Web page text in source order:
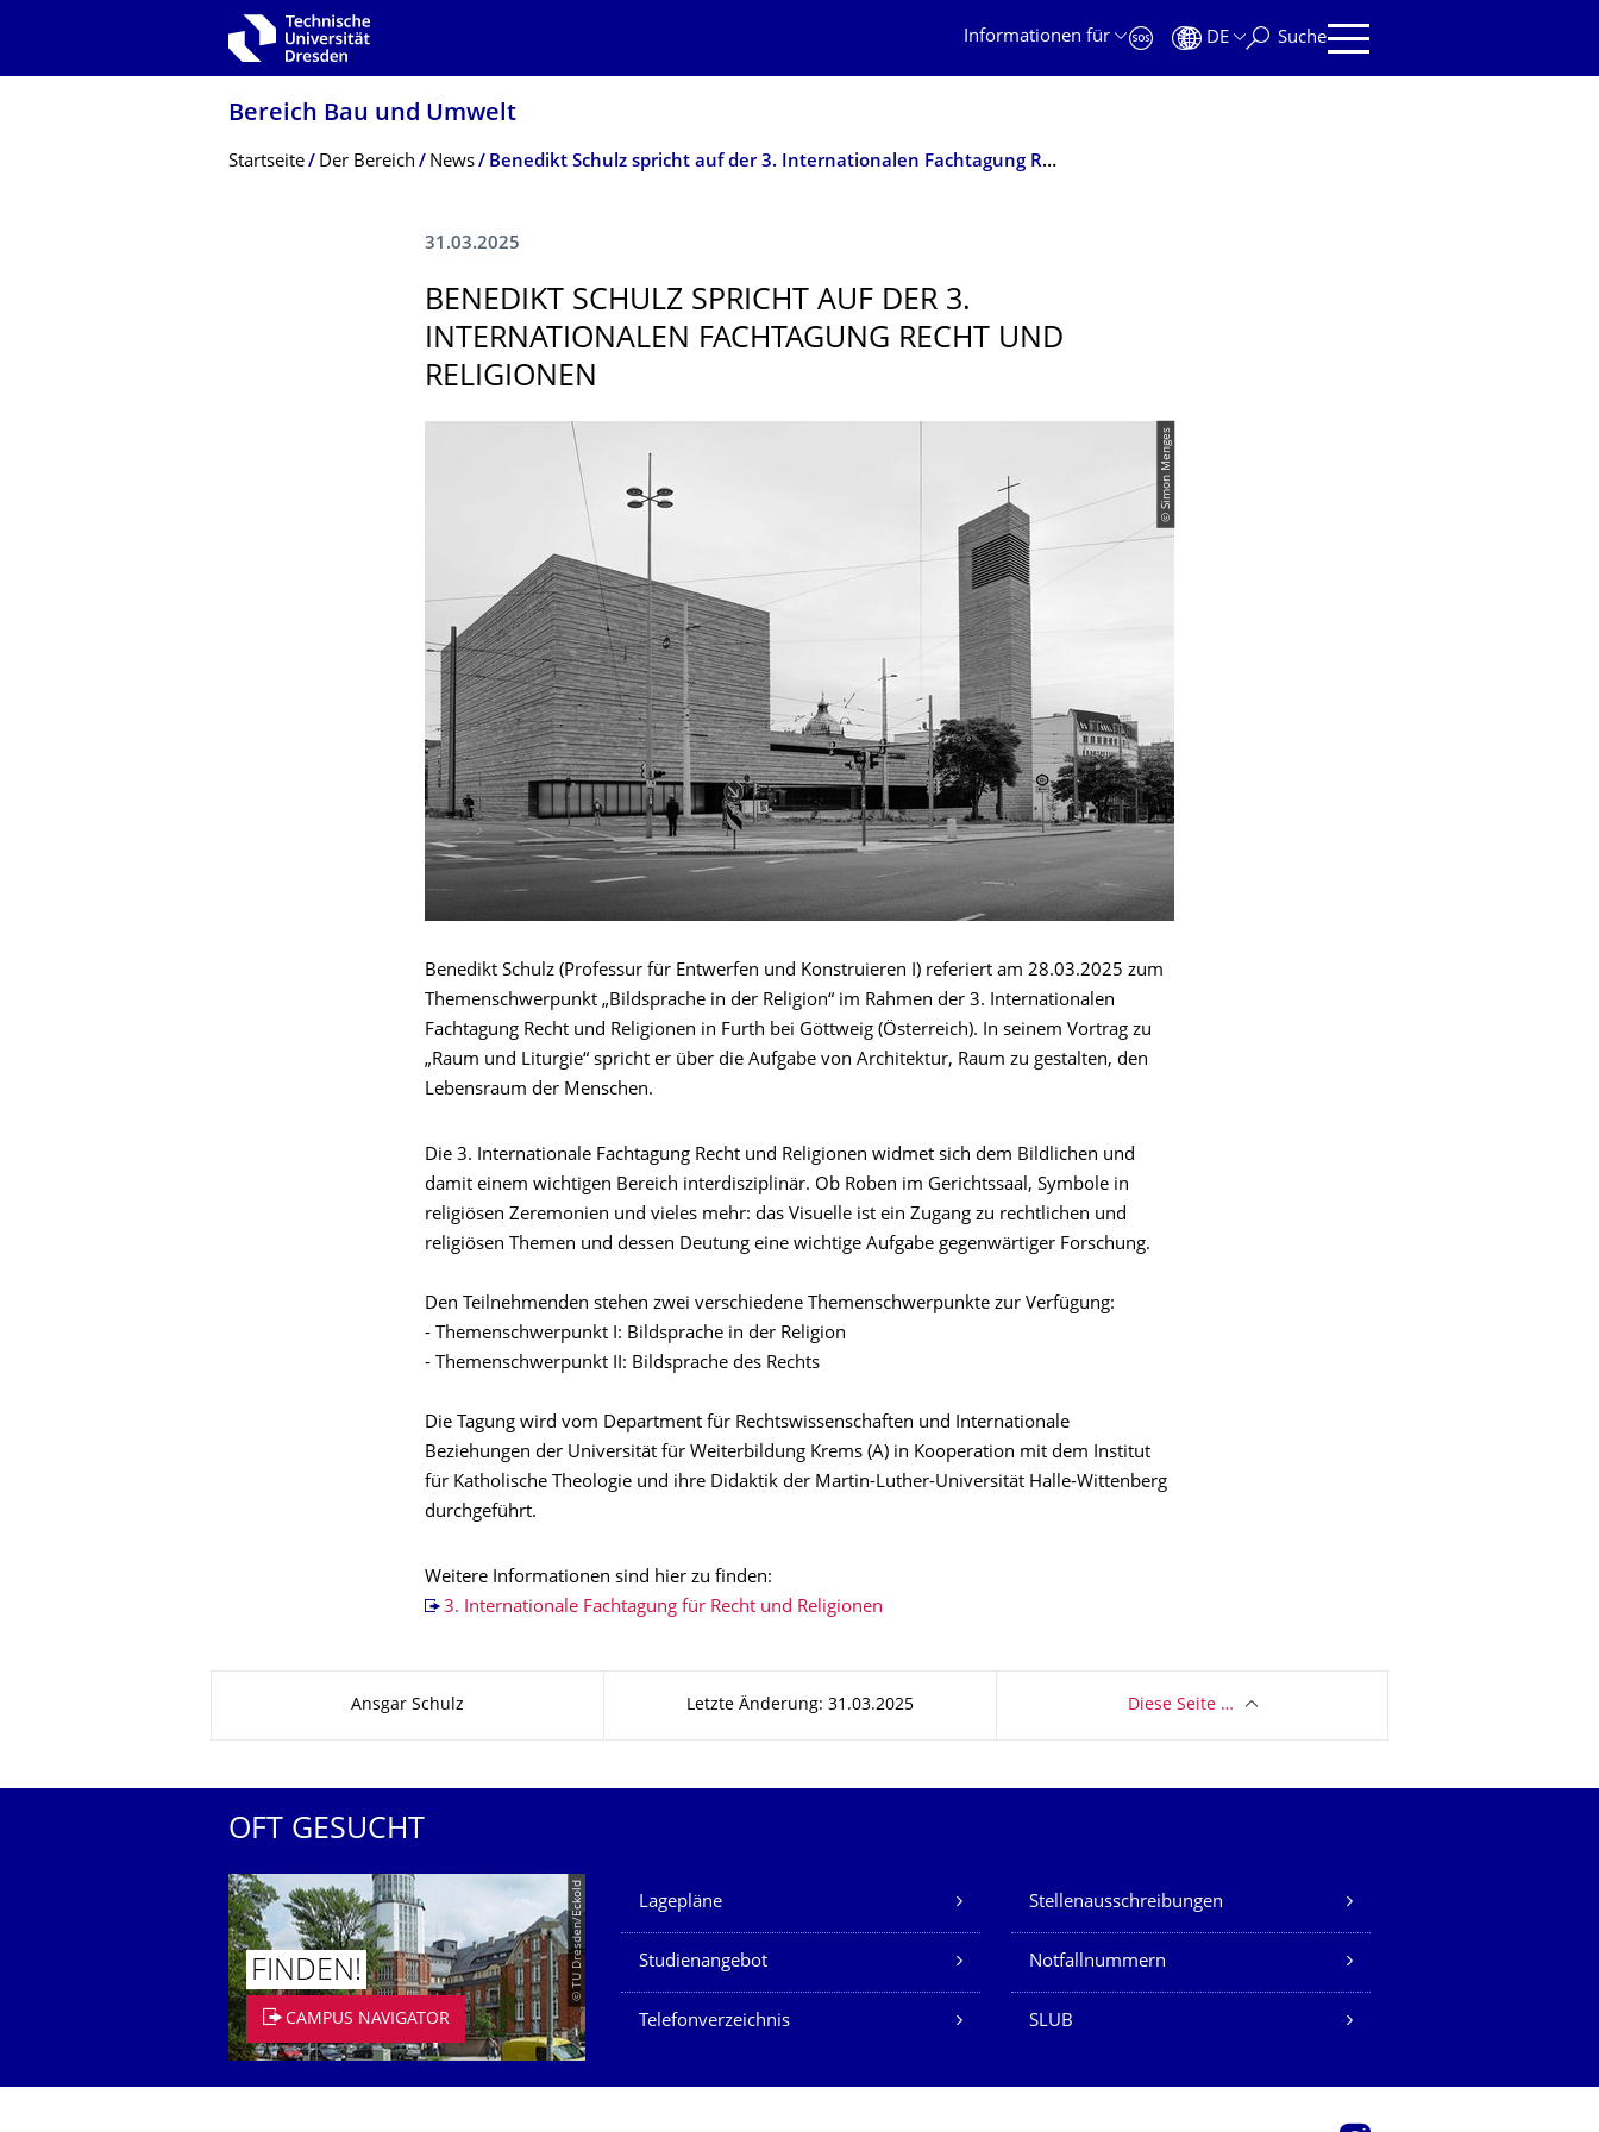
Zur Hauptnavigation springen
Informationen für
DE Suche
Bereich Bau und Umwelt
Breadcrumb-Menü
Startseite Der Bereich News Benedikt Schulz spricht auf der 3. Internationalen Fachtagung Recht und Religionen
31.03.2025
BENEDIKT SCHULZ SPRICHT AUF DER 3.
INTERNATIONALEN FACHTAGUNG RECHT UND
RELIGIONEN
© Simon Menges
Benedikt Schulz (Professur für Entwerfen und Konstruieren I) referiert am 28.03.2025 zum
Themenschwerpunkt „Bildsprache in der Religion“ im Rahmen der 3. Internationalen
Fachtagung Recht und Religionen in Furth bei Göttweig (Österreich). In seinem Vortrag zu
„Raum und Liturgie“ spricht er über die Aufgabe von Architektur, Raum zu gestalten, den
Lebensraum der Menschen.
Die 3. Internationale Fachtagung Recht und Religionen widmet sich dem Bildlichen und
damit einem wichtigen Bereich interdisziplinär. Ob Roben im Gerichtssaal, Symbole in
religiösen Zeremonien und vieles mehr: das Visuelle ist ein Zugang zu rechtlichen und
religiösen Themen und dessen Deutung eine wichtige Aufgabe gegenwärtiger Forschung.
Den Teilnehmenden stehen zwei verschiedene Themenschwerpunkte zur Verfügung:
- Themenschwerpunkt I: Bildsprache in der Religion
- Themenschwerpunkt II: Bildsprache des Rechts
Die Tagung wird vom Department für Rechtswissenschaften und Internationale
Beziehungen der Universität für Weiterbildung Krems (A) in Kooperation mit dem Institut
für Katholische Theologie und ihre Didaktik der Martin-Luther-Universität Halle-Wittenberg
durchgeführt.
Weitere Informationen sind hier zu finden:
3. Internationale Fachtagung für Recht und Religionen
Ansgar Schulz Letzte Änderung: 31.03.2025 Diese Seite …
OFT GESUCHT
© TU Dresden/Eckold
FINDEN!
CAMPUS NAVIGATOR
Unsere Dienste
Lagepläne Stellenausschreibungen
Studienangebot Notfallnummern
Telefonverzeichnis SLUB